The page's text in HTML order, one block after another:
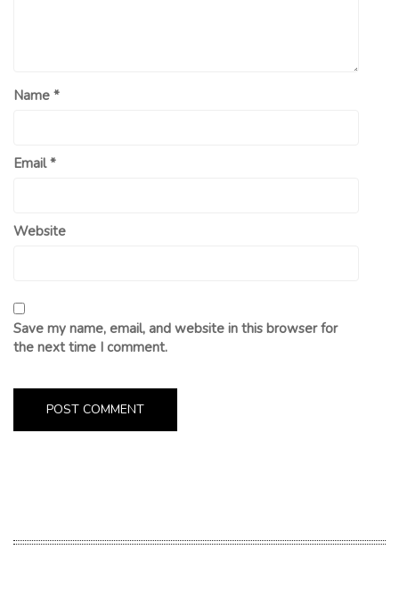
Name *
Email*
Website
Save my name, email, and website in this browser for
the next time I comment.